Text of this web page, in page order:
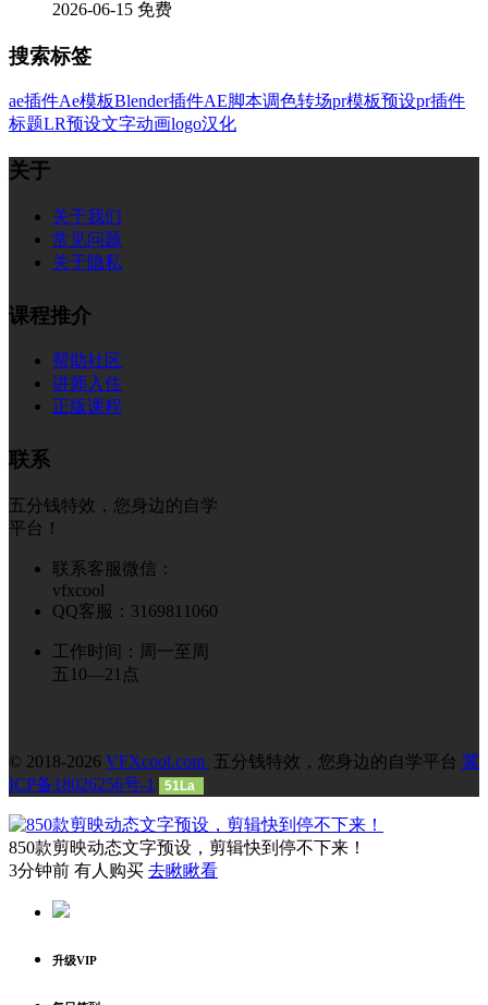
2026-06-15 免费
搜索标签
ae插件Ae模板Blender插件AE脚本调色转场pr模板预设pr插件
标题LR预设文字动画logo汉化
关于
关于我们
常见问题
关于隐私
课程推介
帮助社区
讲师入住
正版课程
联系
五分钱特效，您身边的自学
平台！
联系客服微信：
vfxcool
QQ客服：3169811060
工作时间：周一至周
五10—21点
© 2018-2026 VFXcool.com 五分钱特效，您身边的自学平台 冀
ICP备18026256号-1
51La
850款剪映动态文字预设，剪辑快到停不下来！
3分钟前 有人购买 去瞅瞅看
升级VIP